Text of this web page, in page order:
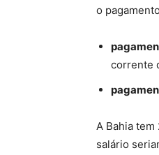
o
corrente
A Bahia
salário